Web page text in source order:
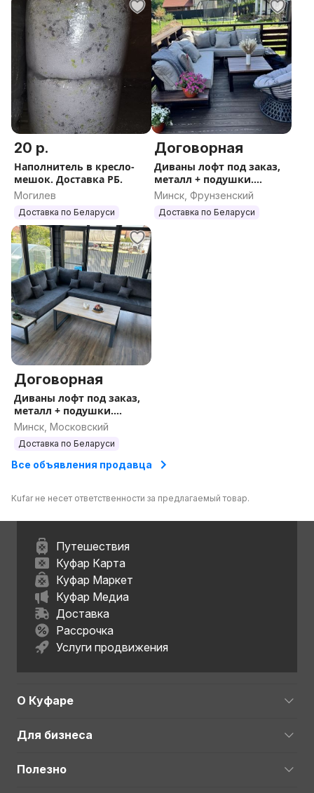
20 р.
Наполнитель в кресло-
мешок. Доставка РБ.
Могилев
Доставка по Беларуси
Договорная
Диваны лофт под заказ,
металл + подушки.
Доставка по РБ
Минск, Фрунзенский
Доставка по Беларуси
Договорная
Диваны лофт под заказ,
металл + подушки.
Доставка по РБ
Минск, Московский
Доставка по Беларуси
Все объявления продавца
Kufar не несет ответственности за предлагаемый товар.
Путешествия
Куфар Карта
Куфар Маркет
Куфар Медиа
Доставка
Рассрочка
Услуги продвижения
О Куфаре
Для бизнеса
Полезно